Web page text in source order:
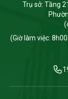
Trụ sở: Tầng
(Giờ làm việc: